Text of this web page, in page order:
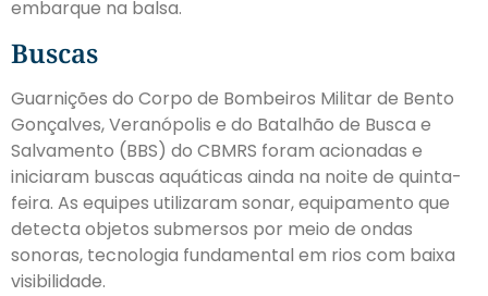
embarque na balsa.
Buscas
Guarnições do Corpo de Bombeiros Militar de Bento
Gonçalves, Veranópolis e do Batalhão de Busca e
Salvamento (BBS) do CBMRS foram acionadas e
iniciaram buscas aquáticas ainda na noite de quinta-
feira. As equipes utilizaram sonar, equipamento que
detecta objetos submersos por meio de ondas
sonoras, tecnologia fundamental em rios com baixa
visibilidade.